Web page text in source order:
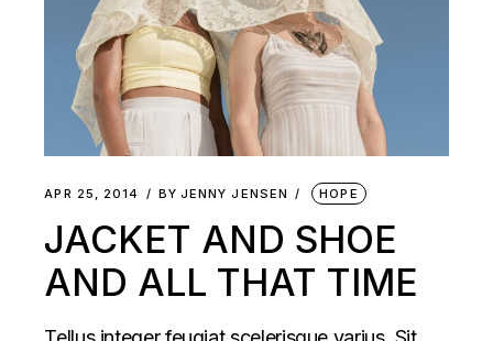
APR 25, 2014 BY JENNY JENSEN HOPE
JACKET AND SHOE
AND ALL THAT TIME